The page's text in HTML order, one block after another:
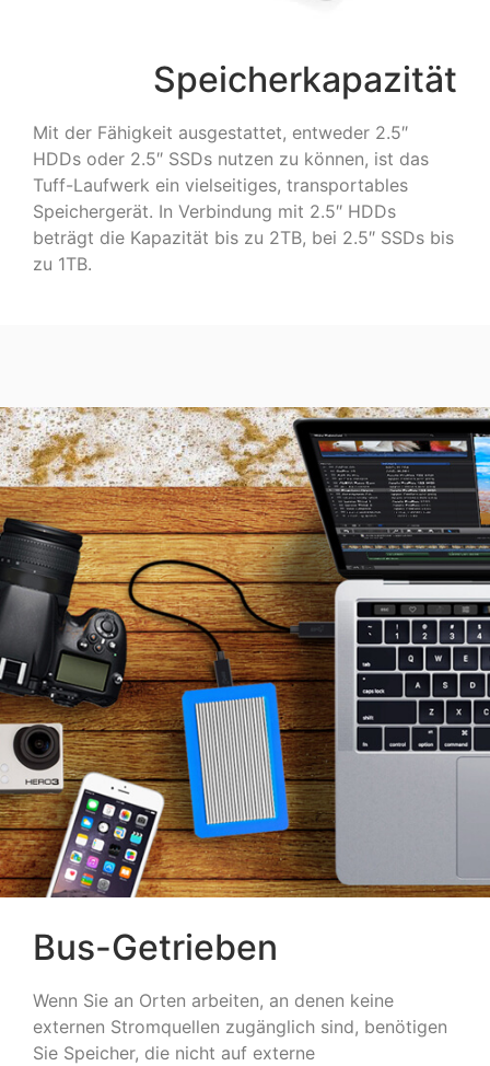
Speicherkapazität
Mit der Fähigkeit ausgestattet, entweder 2.5″
HDDs oder 2.5″ SSDs nutzen zu können, ist das
Tuff-Laufwerk ein vielseitiges, transportables
Speichergerät. In Verbindung mit 2.5″ HDDs
beträgt die Kapazität bis zu 2TB, bei 2.5″ SSDs bis
zu 1TB.
Bus-Getrieben
Wenn Sie an Orten arbeiten, an denen keine
externen Stromquellen zugänglich sind, benötigen
Sie Speicher, die nicht auf externe